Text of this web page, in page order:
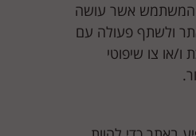
המשתמש אשר עושה
ולשתף פעולה עם
או צו שיפוטי